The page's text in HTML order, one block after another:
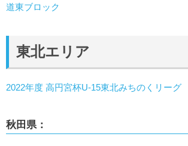
道東ブロック
東北エリア
2022年度 高円宮杯U-15東北みちのくリーグ
秋田県：